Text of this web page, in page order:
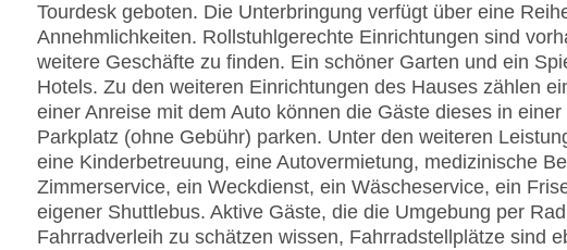
Tourdesk geboten. Die Unterbringung verfügt über eine
Annehmlichkeiten. Rollstuhlgerechte Einrichtungen sind
weitere Geschäfte zu finden. Ein schöner Garten und ein
Hotels. Zu den weiteren Einrichtungen des Hauses zählen
einer Anreise mit dem Auto können die Gäste dieses in
Parkplatz (ohne Gebühr) parken. Unter den weiteren
eine Kinderbetreuung, eine Autovermietung, medizinische
Zimmerservice, ein Weckdienst, ein Wäscheservice, ein
eigener Shuttlebus. Aktive Gäste, die die Umgebung per
Fahrradverleih zu schätzen wissen, Fahrradstellplätze sind